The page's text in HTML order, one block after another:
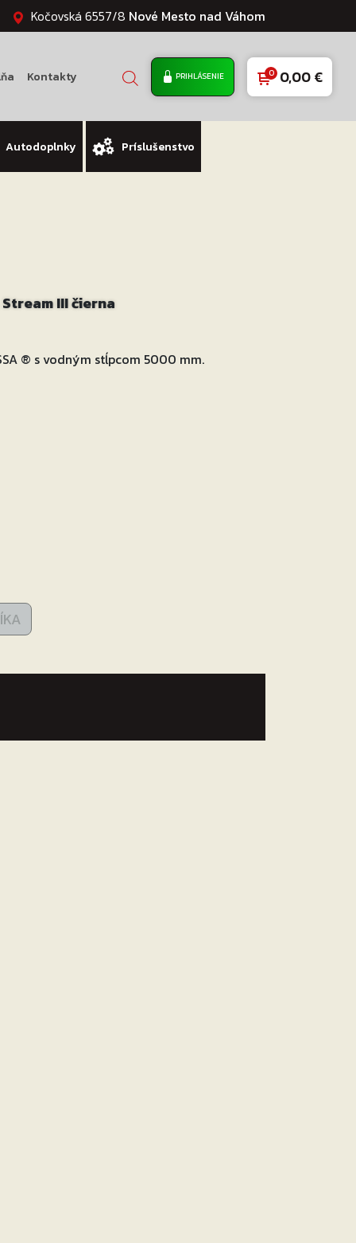
Kočovská 6557/8 Nové Mesto nad Váhom
Kontakty PRIHLÁSENIE 0,00€
Autodoplnky Príslušenstvo
III čierna
® s vodným stĺpcom 5000 mm.